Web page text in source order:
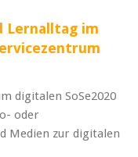
Lernalltag im
digitalen SoSe2020
oder
Medien zur digitalen